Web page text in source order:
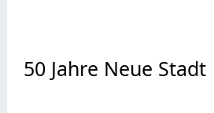
50 Jahre Neue Stadt